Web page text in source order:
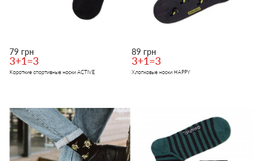
79 грн
3+1=3
Короткие спортивные носки ACTIVE
89 грн
3+1=3
Хлопковые носки HAPPY